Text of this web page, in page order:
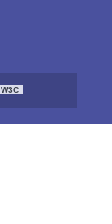
W3C